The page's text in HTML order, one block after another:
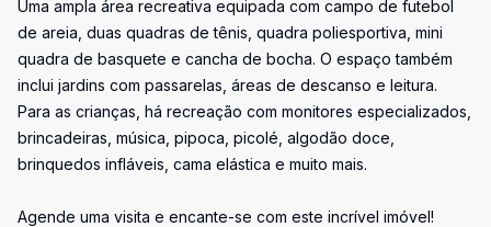
Uma ampla área recreativa equipada com campo de futebol
de areia, duas quadras de tênis, quadra poliesportiva, mini
quadra de basquete e cancha de bocha. O espaço também
inclui jardins com passarelas, áreas de descanso e leitura.
Para as crianças, há recreação com monitores especializados,
brincadeiras, música, pipoca, picolé, algodão doce,
brinquedos infláveis, cama elástica e muito mais.
Agende uma visita e encante-se com este incrível imóvel!